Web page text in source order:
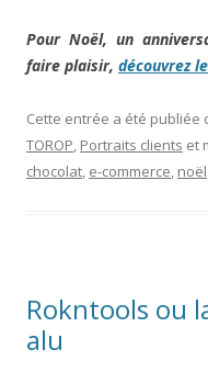
Pour Noël, un
faire plaisir, découvrez
Cette entrée a été publiée
TOROP, Portraits clients et
chocolat, e-commerce, noël
Rokntools ou
alu